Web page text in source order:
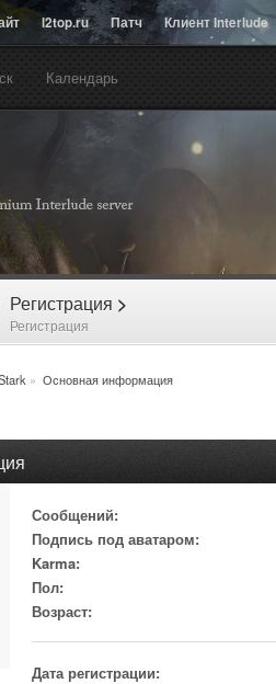
l2top.ru Патч Клиент Interlude
Календарь
Регистрация >
Регистрация
» Основная информация
Сообщений:
Подпись под аватаром:
Karma:
Пол:
Возраст:
Дата регистрации: